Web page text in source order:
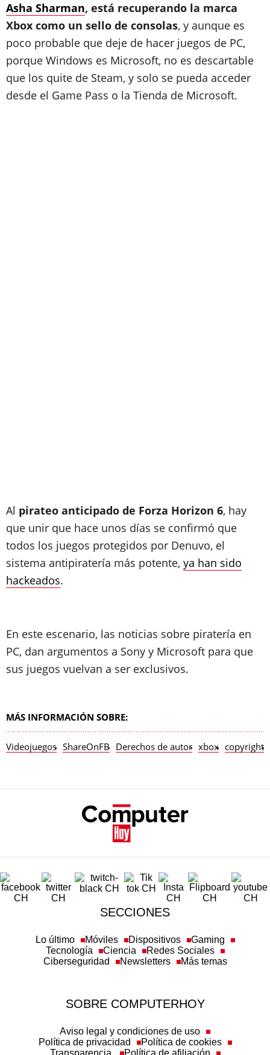
Asha Sharman, está recuperando la marca
Xbox como un sello de consolas, y aunque es
poco probable que deje de hacer juegos de PC,
porque Windows es Microsoft, no es descartable
que los quite de Steam, y solo se pueda acceder
desde el Game Pass o la Tienda de Microsoft.
Al pirateo anticipado de Forza Horizon 6, hay
que unir que hace unos días se confirmó que
todos los juegos protegidos por Denuvo, el
sistema antipiratería más potente, ya han sido
hackeados.
En este escenario, las noticias sobre piratería en
PC, dan argumentos a Sony y Microsoft para que
sus juegos vuelvan a ser exclusivos.
MÁS INFORMACIÓN SOBRE:
Videojuegos ShareOnFB Derechos de autor xbox copyright
SECCIONES
Lo último Móviles Dispositivos
Gaming
Tecnología
Ciencia
Redes Sociales
Ciberseguridad
Newsletters Más temas
SOBRE COMPUTERHOY
Aviso legal y condiciones de uso
Política de privacidad
Política de cookies
Transparencia
Política de afiliación